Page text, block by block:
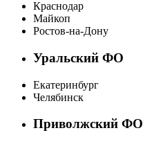
Краснодар
Майкоп
Ростов-на-Дону
Уральский ФО
Екатеринбург
Челябинск
Приволжский ФО